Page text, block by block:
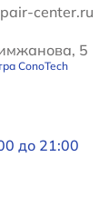
center.ru
5
ConoTech
до 21:00